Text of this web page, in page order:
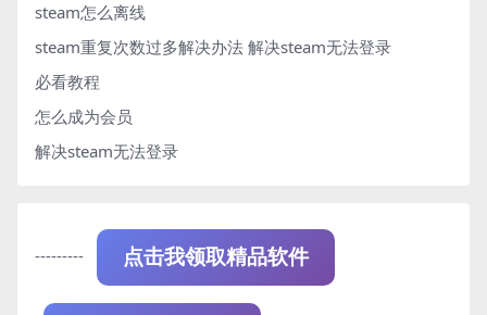
steam怎么离线
steam重复次数过多解决办法 解决steam无法登录
必看教程
怎么成为会员
解决steam无法登录
--------- 点击我领取精品软件